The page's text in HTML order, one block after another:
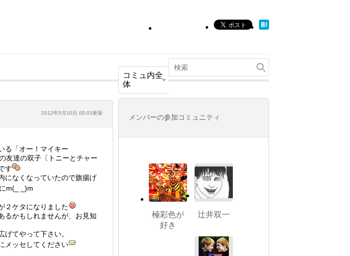
コミュ内全
体
2012年5月10日 00:03更新
る「オー！マイキー
友達の双子〔トニーとチャー
す
になくなっていたので旗揚げ
m(_ _)m
２ケタになりました
るかもしれませんが、お見知
てやって下さい。
メッセしてください
メンバーの参加コミュニティ
極彩色が
好き
辻井双一